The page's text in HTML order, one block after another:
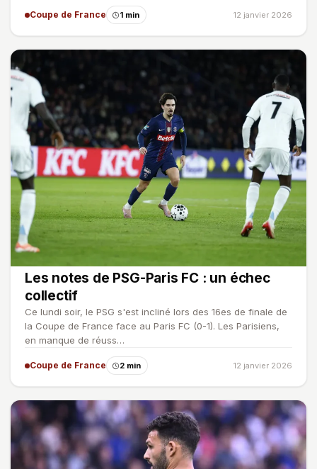
Coupe de France 1 min 12 janvier 2026
Les notes de PSG-Paris FC : un échec
collectif
Ce lundi soir, le PSG s'est incliné lors des 16es de finale de
la Coupe de France face au Paris FC (0-1). Les Parisiens,
en manque de réuss…
Coupe de France 2 min 12 janvier 2026